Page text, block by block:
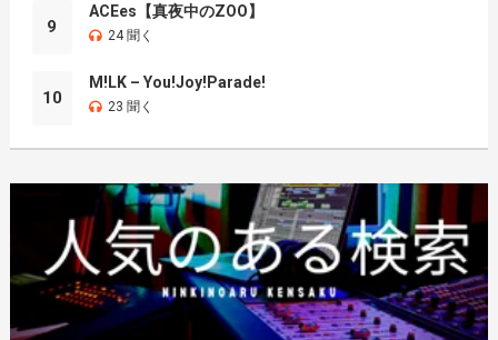
9
ACEes【真夜中のZOO】
24 聞く
10
M!LK – You!Joy!Parade!
23 聞く